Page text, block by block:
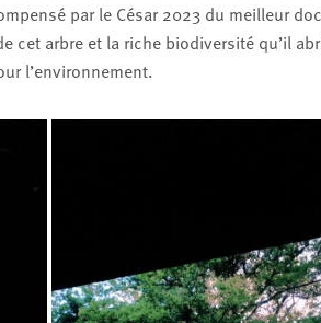
par le César 2023 du meilleur
arbre et la riche biodiversité qu’il
l’environnement.